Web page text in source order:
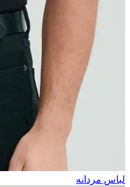
لباس مردانه